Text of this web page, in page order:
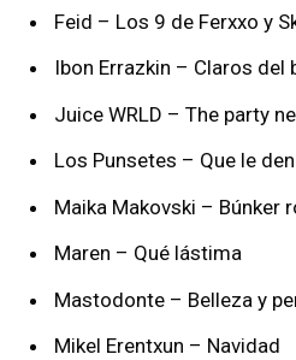
Feid – Los 9 de Ferxxo y
Ibon Errazkin – Claros del
Juice WRLD – The party
Los Punsetes – Que le
Maika Makovski – Búnker
Maren – Qué lástima
Mastodonte – Belleza y
Mikel Erentxun – Navidad